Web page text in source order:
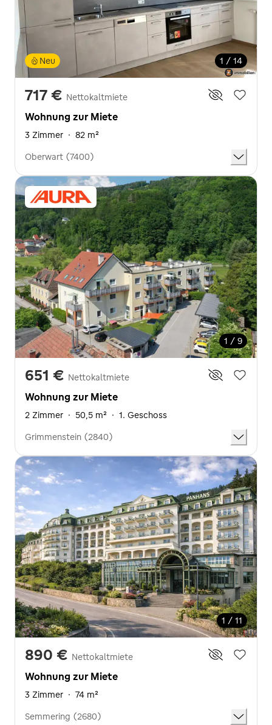
1 / 14
Neu
717 € Nettokaltmiete
Wohnung zur Miete
3 Zimmer · 82 m²
Oberwart (7400)
1 / 9
651 € Nettokaltmiete
Wohnung zur Miete
2 Zimmer · 50,5 m² · 1. Geschoss
Grimmenstein (2840)
1 / 11
890 € Nettokaltmiete
Wohnung zur Miete
3 Zimmer · 74 m²
Semmering (2680)